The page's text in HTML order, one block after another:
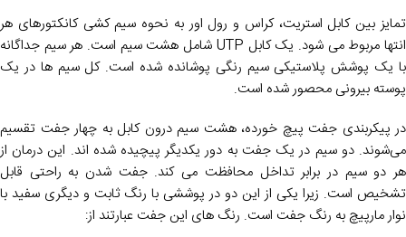
تمایز بین کابل استریت، کراس و رول اور به نحوه سیم کشی کانکتورهای هر
انتها مربوط می شود. یک کابل UTP شامل هشت سیم است. هر سیم جداگانه
با یک پوشش پلاستیکی سیم رنگی پوشانده شده است. کل سیم ها در یک
پوسته بیرونی محصور شده است.
در پیکربندی جفت پیچ خورده، هشت سیم درون کابل به چهار جفت تقسیم
می‌شوند. دو سیم در یک جفت به دور یکدیگر پیچیده شده اند. این درمان از
هر دو سیم در برابر تداخل محافظت می کند. جفت شدن به راحتی قابل
تشخیص است. زیرا یکی از این دو در پوششی با رنگ ثابت و دیگری سفید با
نوار مارپیچ به رنگ جفت است. رنگ های این جفت عبارتند از: